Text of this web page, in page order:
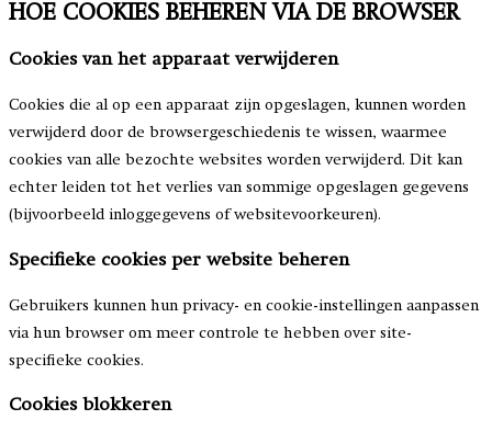
HOE COOKIES BEHEREN VIA DE BROWSER
Cookies van het apparaat verwijderen
Cookies die al op een apparaat zijn opgeslagen, kunnen worden
verwijderd door de browsergeschiedenis te wissen, waarmee
cookies van alle bezochte websites worden verwijderd. Dit kan
echter leiden tot het verlies van sommige opgeslagen gegevens
(bijvoorbeeld inloggegevens of websitevoorkeuren).
Specifieke cookies per website beheren
Gebruikers kunnen hun privacy- en cookie-instellingen aanpassen
via hun browser om meer controle te hebben over site-
specifieke cookies.
Cookies blokkeren